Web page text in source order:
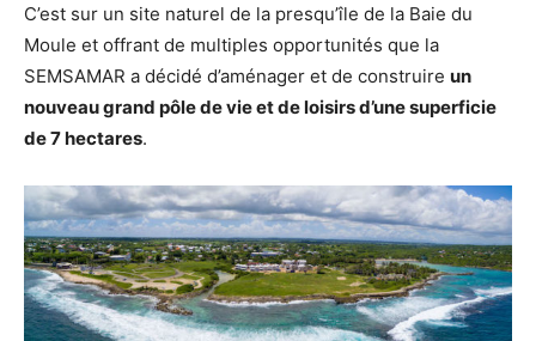
C’est sur un site naturel de la presqu’île de la Baie du
Moule et offrant de multiples opportunités que la
SEMSAMAR a décidé d’aménager et de construire un
nouveau grand pôle de vie et de loisirs d’une superficie
de 7 hectares.